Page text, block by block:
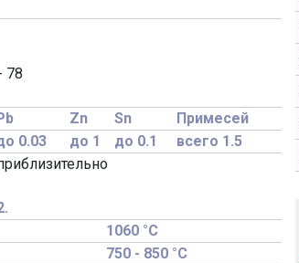
78
Zn Sn
Примесей
0.03 до 1 до 0.1
всего 1.5
1060 °C
750 - 850 °C